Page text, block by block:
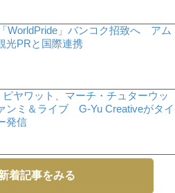
WorldPride」バンコク招致へ アム
光PRと国際連携
ヤワット、マーチ・チュターウッ
ンミ＆ライブ G-Yu Creativeがタイ
発信
着記事をみる